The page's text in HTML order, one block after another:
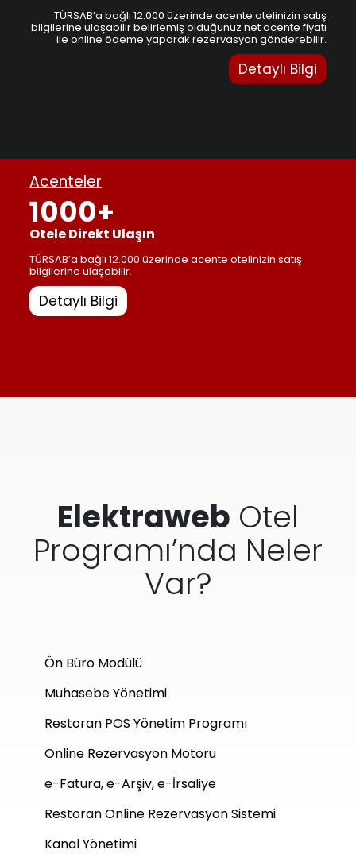
TÜRSAB’a bağlı 12.000 üzerinde acente otelinizin satış
bilgilerine ulaşabilir belirlemiş olduğunuz net acente fiyatı
ile online ödeme yaparak rezervasyon gönderebilir.
Detaylı Bilgi
Acenteler
1000+
Otele Direkt Ulaşın
TÜRSAB’a bağlı 12.000 üzerinde acente otelinizin satış
bilgilerine ulaşabilir.
Detaylı Bilgi
Elektraweb Otel
Programı’nda Neler
Var?
Ön Büro Modülü
Muhasebe Yönetimi
Restoran POS Yönetim Programı
Online Rezervasyon Motoru
e-Fatura, e-Arşiv, e-İrsaliye
Restoran Online Rezervasyon Sistemi
Kanal Yönetimi